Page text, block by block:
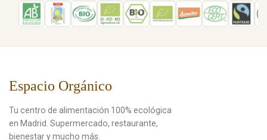
Espacio Orgánico
Tu centro de alimentación 100% ecológica
en Madrid. Supermercado, restaurante,
bienestar y mucho más.